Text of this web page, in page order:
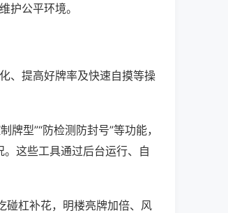
护公平环境。
、提高好牌率及快速自摸等操
型”“防检测防封号”等功能，
。这些工具通过后台运行、自
碰杠补花，明楼亮牌加倍、风